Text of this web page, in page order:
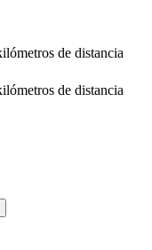
de distancia
de distancia